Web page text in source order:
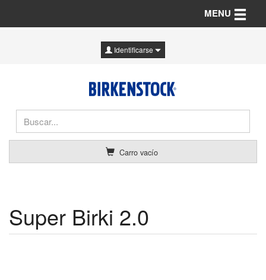
Identificarse
Carro vacío
MENU Toggle
Super Birki 2.0